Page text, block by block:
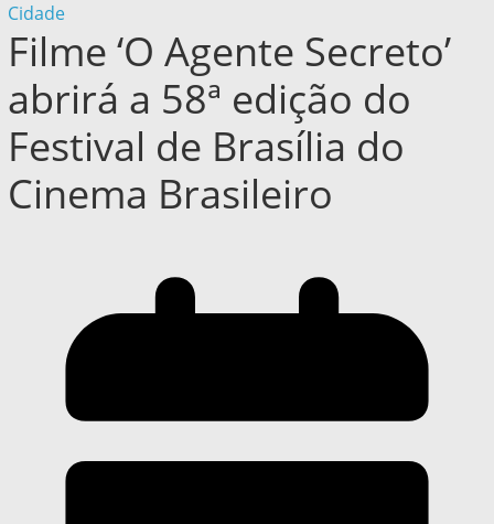
Cidade
Filme ‘O Agente Secreto’
abrirá a 58ª edição do
Festival de Brasília do
Cinema Brasileiro